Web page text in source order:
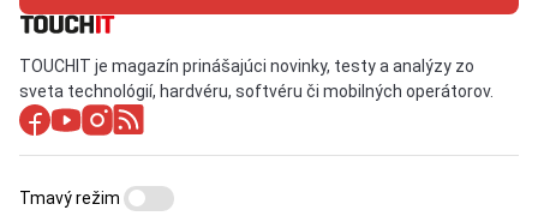
TOUCHIT je magazín prinášajúci novinky, testy a analýzy zo
sveta technológií, hardvéru, softvéru či mobilných operátorov.
Tmavý režim